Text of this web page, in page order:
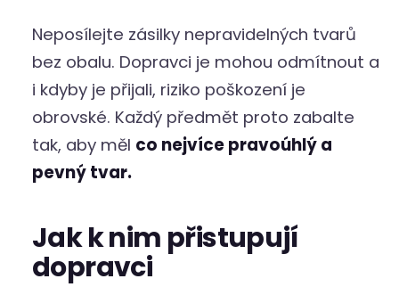
Neposílejte zásilky nepravidelných tvarů
bez obalu. Dopravci je mohou odmítnout a
i kdyby je přijali, riziko poškození je
obrovské. Každý předmět proto zabalte
tak, aby měl co nejvíce pravoúhlý a
pevný tvar.
Jak k nim přistupují
dopravci